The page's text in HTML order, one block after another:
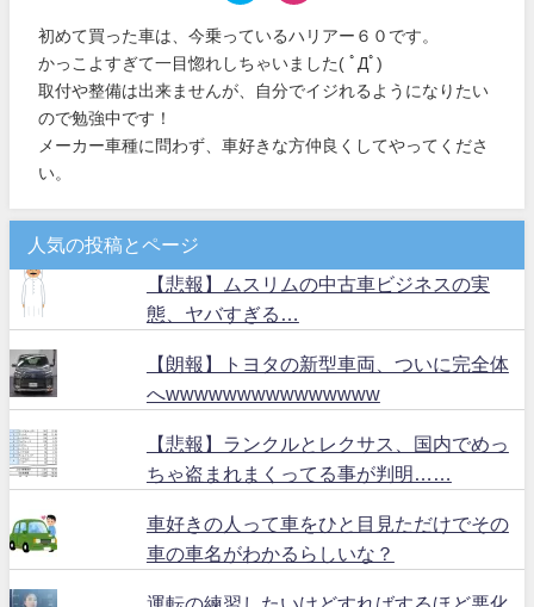
初めて買った車は、今乗っているハリアー６０です。
かっこよすぎて一目惚れしちゃいました( ﾟДﾟ)
取付や整備は出来ませんが、自分でイジれるようになりたい
ので勉強中です！
メーカー車種に問わず、車好きな方仲良くしてやってくださ
い。
人気の投稿とページ
【悲報】ムスリムの中古車ビジネスの実
態、ヤバすぎる…
【朗報】トヨタの新型車両、ついに完全体
へwwwwwwwwwwwwwww
【悲報】ランクルとレクサス、国内でめっ
ちゃ盗まれまくってる事が判明……
車好きの人って車をひと目見ただけでその
車の車名がわかるらしいな？
運転の練習したいけどすればするほど悪化